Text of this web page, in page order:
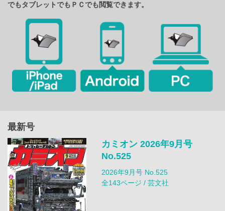
でもタブレットでもＰＣでも閲覧できます。
最新号
カミオン 2026年9月号
No.525
2026年9月号 No.525
全143ページ / 芸文社